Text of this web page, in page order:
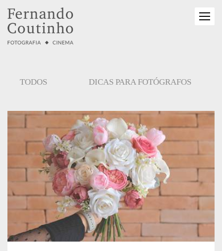
TODOS DICAS PARA FOTÓGRAFOS